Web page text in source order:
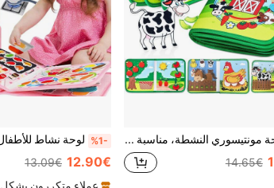
لوحة مونتيسوري النشطة، مناسبة للأطفال الصغار، بموضوع حيوانات المزرعة، لعبة حسية، تعليم ما قبل المدرسة، تدريب المهارات الحركية الدقيقة، لعبة نشاط للسفر، مناسبة للأولاد والبنات من عمر 3-6 سنوات، هدية عيد الميلاد والكريسماس
14.65€
%1-
12.90€
13.09€
عملاء متكررون بشكل